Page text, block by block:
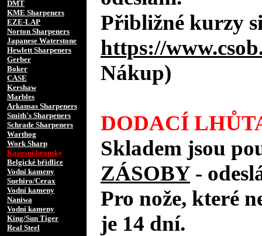
DMT
KME Sharpeners
EZE-LAP
Norton Sharpeners
Japanese Waterstone
Hewlett Sharpeners
Gerber
Boker
CASE
Kershaw
Marbles
Arkansas Sharpeners
Smith's Sharpeners
Schrade Sharpeners
Warthog
Work Sharp
Kapesní brousky
Belgické břidlice
Vodní kameny
Suehiro/Cerax
Vodní kameny
Naniwa
Vodní kameny
King/Sun Tiger
Real Steel
Přibližné kurzy
https://
Nákup)
DODACÍ
Skladem jsou
ZÁSOBY -
Pro nože, které
je 14 dní.